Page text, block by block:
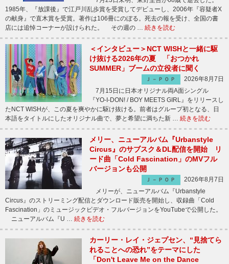
1985年、『放課後』で江戸川乱歩賞を受賞してデビューし、2006年『容疑者X
の献身』で直木賞を受賞。著作は106冊にのぼる。死去の報を受け、全国の書
店には追悼コーナーが設けられた。 その週の … 続きを読む
＜インタビュー＞NCT WISHと一緒に駆
け抜ける2026年の夏 「おつかれ
SUMMER」ブームの立役者に聞く
Ｊ－ＰＯＰ
2026年8月7日
7月15日に日本オリジナル両A面シングル
『YO-I-DON! / BOY MEETS GIRL』をリリースし
たNCT WISHが、この夏を爽やかに駆け抜ける。前者はグループ初となる、日
本語をタイトルにしたオリジナル曲で、夢と希望に満ちた新 … 続きを読む
メリー、ニューアルバム『Urbanstyle
Circus』のサブスク＆DL配信を開始 リ
ード曲「Cold Fascination」のMVフル
バージョンも公開
Ｊ－ＰＯＰ
2026年8月7日
メリーが、ニューアルバム『Urbanstyle
Circus』のストリーミング配信とダウンロード販売を開始し、収録曲「Cold
Fascination」のミュージックビデオ・フルバージョンをYouTubeで公開した。
ニューアルバム『U … 続きを読む
カーリー・レイ・ジェプセン、“見捨てら
れることへの恐れ”をテーマにした
「Don't Leave Me on the Dance